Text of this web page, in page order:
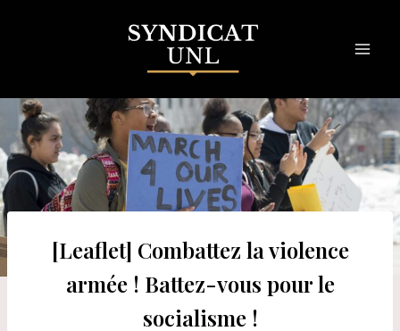
[Leaflet] Combattez la violence
armée ! Battez-vous pour le
socialisme !